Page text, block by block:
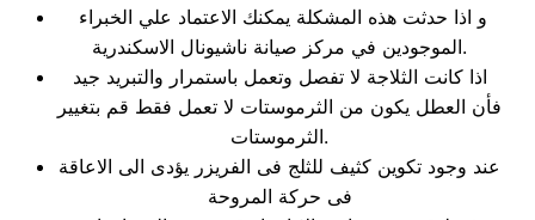
الموجودين في مركز صيانة ناشيونال الاسكندرية.
اذا كانت الثلاجة لا تفصل وتعمل باستمرار والتبريد جيد
فأن العطل يكون من الثرموستات لا تعمل فقط قم بتغيير
الثرموستات.
عند وجود تكوين كثيف للثلج فى الفريزر يؤدى الى الاعاقة
فى حركة المروحة